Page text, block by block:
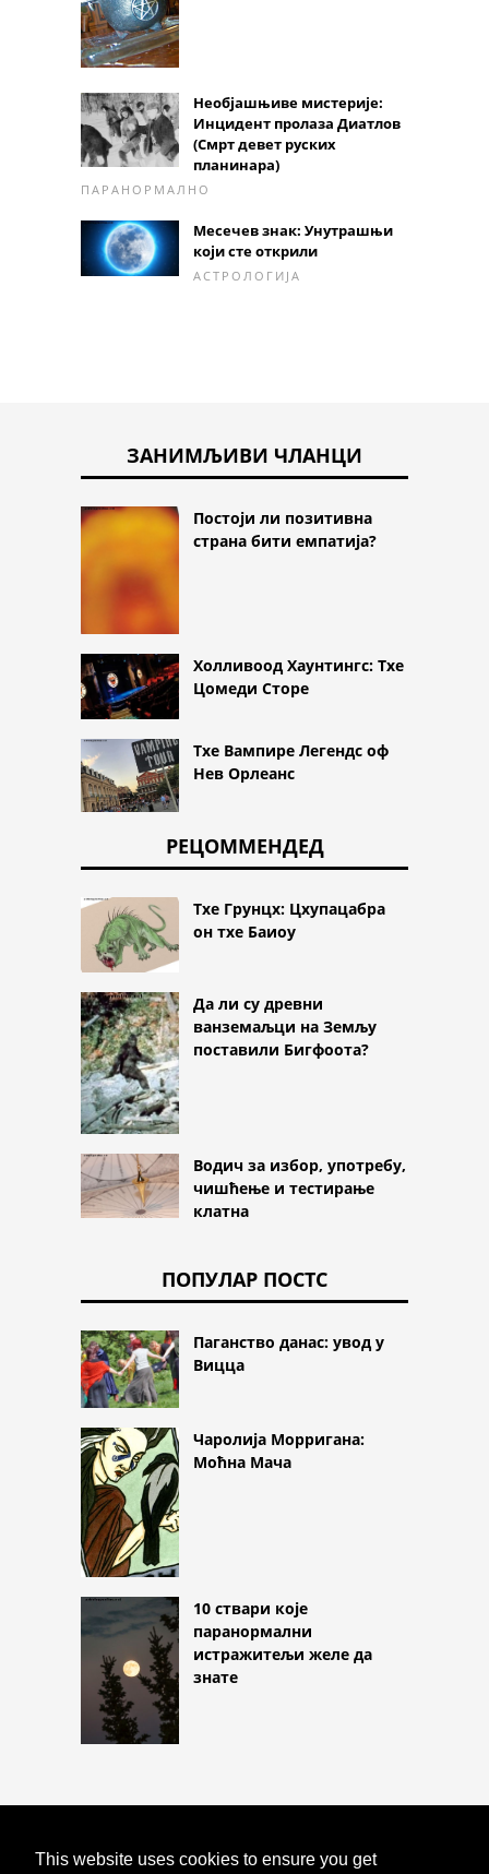
This website uses cookies to ensure you get
Необјашњиве мистерије:
Инцидент пролаза Диатлов
(Смрт девет руских
планинара)
ПАРАНОРМАЛНО
Месечев знак: Унутрашњи
који сте открили
АСТРОЛОГИЈА
ЗАНИМЉИВИ ЧЛАНЦИ
Постоји ли позитивна
страна бити емпатија?
Холливоод Хаунтингс: Тхе
Цомеди Сторе
Тхе Вампире Легендс оф
Нев Орлеанс
РЕЦОММЕНДЕД
Тхе Грунцх: Цхупацабра
он тхе Баиоу
Да ли су древни
ванземаљци на Земљу
поставили Бигфоота?
Водич за избор, употребу,
чишћење и тестирање
клатна
ПОПУЛАР ПОСТС
Паганство данас: увод у
Вицца
Чаролија Морригана:
Моћна Мача
10 ствари које
паранормални
истражитељи желе да
знате
HTTPS://ASTROLOGYONLINE.NET